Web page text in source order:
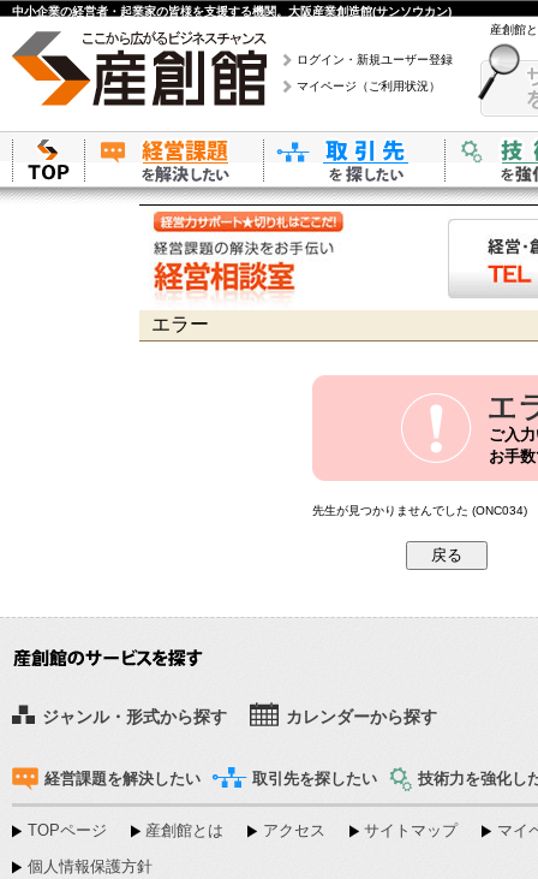
中小企業の経営者・起業家の皆様を支援する機関。大阪産業創造館(サンソウカン)
ログイン・新規ユーザー登録
マイページ（ご利用状況）
産創館
エラー
ご入
お手
先生が見つかりませんでした (ONC034)
ジャンル・形式から探す カレンダーから探す
経営課題を解決したい 取引先を探したい 技術力を強化し
TOPページ 産創館とは アクセス サイトマップ マイ
個人情報保護方針